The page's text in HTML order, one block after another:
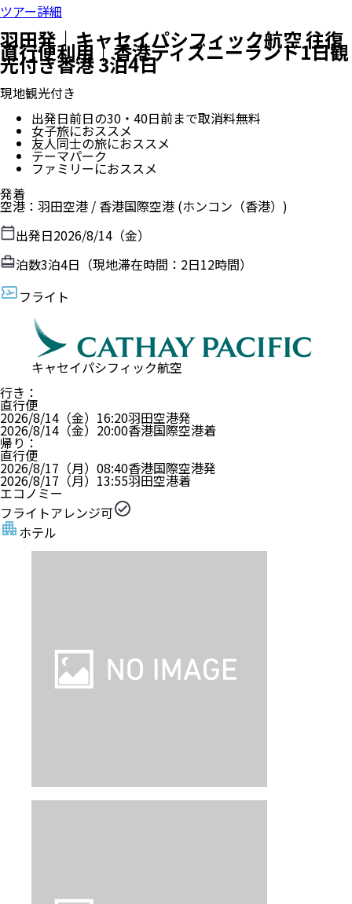
ツアー詳細
羽田発｜キャセイパシフィック航空 往復
直行便利用｜香港ディズニーランド1日観
光付き香港 3泊4日
現地観光付き
出発日前日の30・40日前まで取消料無料
女子旅におススメ
友人同士の旅におススメ
テーマパーク
ファミリーにおススメ
発着
空港 ： 羽田空港 / 香港国際空港 (ホンコン（香港）)
出発日2026/8/14（金）
泊数3泊4日（現地滞在時間： 2日12時間）
フライト
キャセイパシフィック航空
行き ：
直行便
2026/8/14（金） 16:20羽田空港発
2026/8/14（金） 20:00香港国際空港着
帰り ：
直行便
2026/8/17（月） 08:40香港国際空港発
2026/8/17（月） 13:55羽田空港着
エコノミー
フライトアレンジ可
ホテル